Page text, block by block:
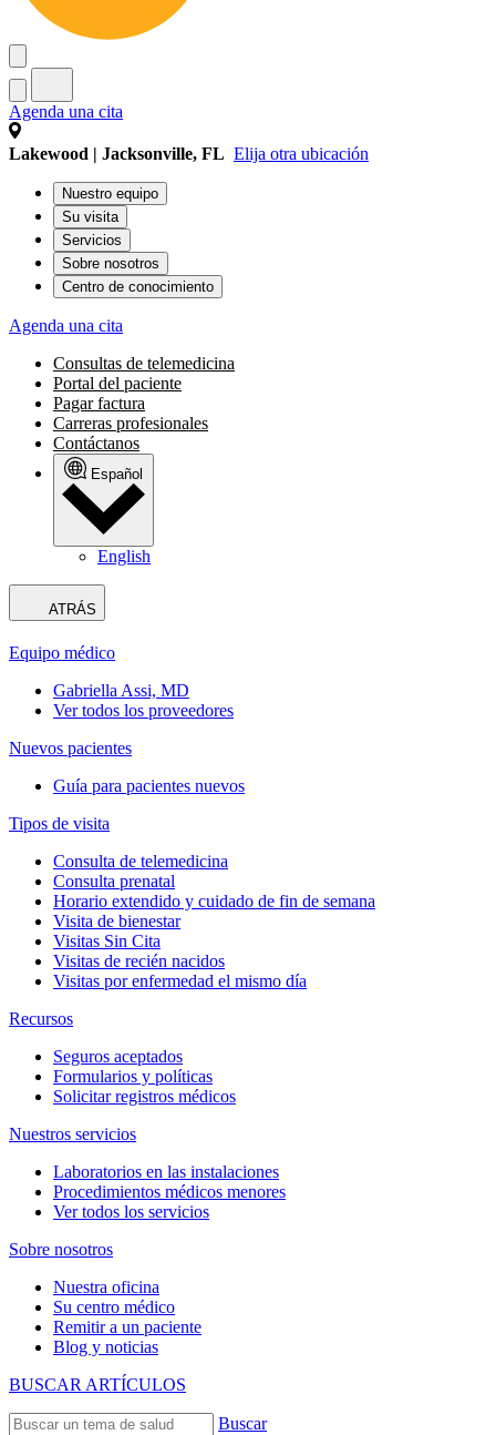
Agenda una cita
Lakewood | Jacksonville, FL Elija otra ubicación
Nuestro equipo
Su visita
Servicios
Sobre nosotros
Centro de conocimiento
Agenda una cita
Consultas de telemedicina
Portal del paciente
Pagar factura
Carreras profesionales
Contáctanos
Español
English
ATRÁS
Equipo médico
Gabriella Assi, MD
Ver todos los proveedores
Nuevos pacientes
Guía para pacientes nuevos
Tipos de visita
Consulta de telemedicina
Consulta prenatal
Horario extendido y cuidado de fin de semana
Visita de bienestar
Visitas Sin Cita
Visitas de recién nacidos
Visitas por enfermedad el mismo día
Recursos
Seguros aceptados
Formularios y políticas
Solicitar registros médicos
Nuestros servicios
Laboratorios en las instalaciones
Procedimientos médicos menores
Ver todos los servicios
Sobre nosotros
Nuestra oficina
Su centro médico
Remitir a un paciente
Blog y noticias
BUSCAR ARTÍCULOS
Buscar